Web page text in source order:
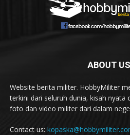
ABOUT US
Website berita militer. HobbyMiliter
terkini dari seluruh dunia, kisah nyata
foto dan video militer dari dalam
Contact us: